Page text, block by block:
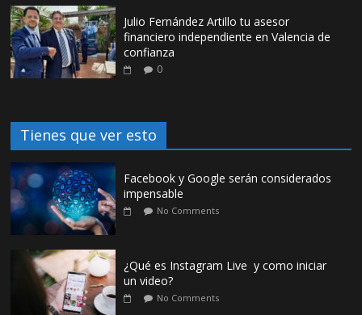
Julio Fernández Artillo tu asesor
financiero independiente en Valencia de
confianza
0
Tienes que ver esto
Facebook y Google serán considerados
impensable
No Comments
¿Qué es Instagram Live y como iniciar
un video?
No Comments